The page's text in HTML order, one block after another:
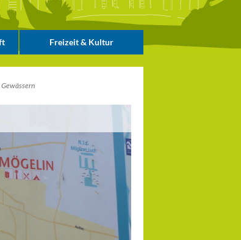
Freizeit & Kultur